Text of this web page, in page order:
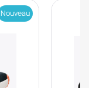
Nouveau